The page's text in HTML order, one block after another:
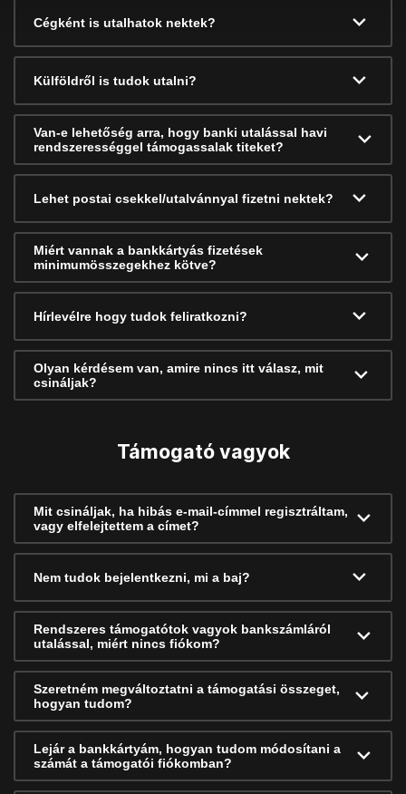
Cégként is utalhatok nektek?
Külföldről is tudok utalni?
Van-e lehetőség arra, hogy banki utalással havi
rendszerességgel támogassalak titeket?
Lehet postai csekkel/utalvánnyal fizetni nektek?
Miért vannak a bankkártyás fizetések
minimumösszegekhez kötve?
Hírlevélre hogy tudok feliratkozni?
Olyan kérdésem van, amire nincs itt válasz, mit
csináljak?
Támogató vagyok
Mit csináljak, ha hibás e-mail-címmel regisztráltam,
vagy elfelejtettem a címet?
Nem tudok bejelentkezni, mi a baj?
Rendszeres támogatótok vagyok bankszámláról
utalással, miért nincs fiókom?
Szeretném megváltoztatni a támogatási összeget,
hogyan tudom?
Lejár a bankkártyám, hogyan tudom módosítani a
számát a támogatói fiókomban?